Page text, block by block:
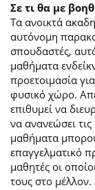
Σε τι θα με
Τα ανοικτά
αυτόνομη
σπουδαστές,
μαθήματα
προετοιμασία
φυσικό χώρο.
επιθυμεί να
να ανανεώσει
μαθήματα
επαγγελματικό
μαθητές οι
τους στο μέλλον.